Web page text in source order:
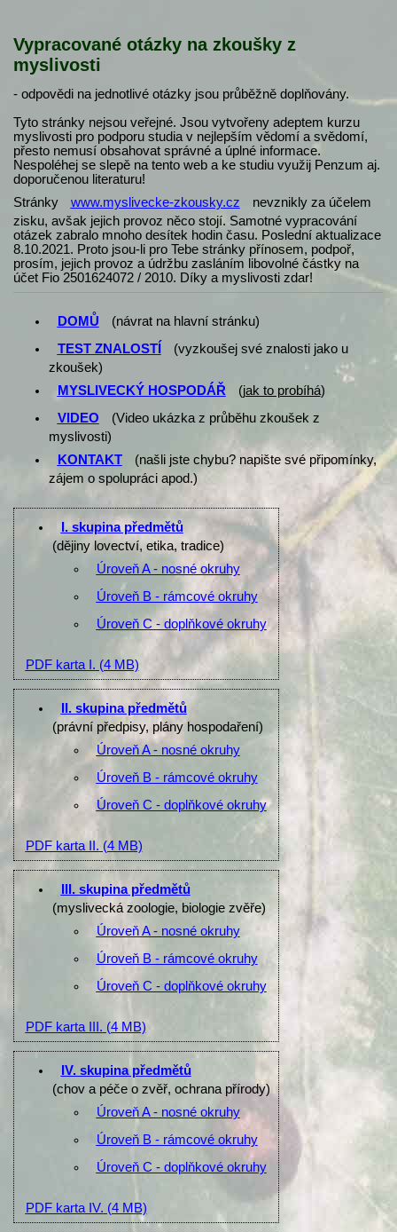
Vypracované otázky na zkoušky z
myslivosti
- odpovědi na jednotlivé otázky jsou průběžně doplňovány.
Tyto stránky nejsou veřejné. Jsou vytvořeny adeptem kurzu
myslivosti pro podporu studia v nejlepším vědomí a svědomí,
přesto nemusí obsahovat správné a úplné informace.
Nespoléhej se slepě na tento web a ke studiu využij Penzum aj.
doporučenou literaturu!
Stránky
www.myslivecke-zkousky.cz
nevznikly za účelem
zisku, avšak jejich provoz něco stojí. Samotné vypracování
otázek zabralo mnoho desítek hodin času. Poslední aktualizace
8.10.2021. Proto jsou-li pro Tebe stránky přínosem, podpoř,
prosím, jejich provoz a údržbu zasláním libovolné částky na
účet Fio 2501624072 / 2010. Díky a myslivosti zdar!
DOMŮ
(návrat na hlavní stránku)
TEST ZNALOSTÍ
(vyzkoušej své znalosti jako u
zkoušek)
MYSLIVECKÝ HOSPODÁŘ
(jak to probíhá)
VIDEO
(Video ukázka z průběhu zkoušek z
myslivosti)
KONTAKT
(našli jste chybu? napište své připomínky,
zájem o spolupráci apod.)
I. skupina předmětů
(dějiny lovectví, etika, tradice)
Úroveň A - nosné okruhy
Úroveň B - rámcové okruhy
Úroveň C - doplňkové okruhy
PDF karta I. (4 MB)
II. skupina předmětů
(právní předpisy, plány hospodaření)
Úroveň A - nosné okruhy
Úroveň B - rámcové okruhy
Úroveň C - doplňkové okruhy
PDF karta II. (4 MB)
III. skupina předmětů
(myslivecká zoologie, biologie zvěře)
Úroveň A - nosné okruhy
Úroveň B - rámcové okruhy
Úroveň C - doplňkové okruhy
PDF karta III. (4 MB)
IV. skupina předmětů
(chov a péče o zvěř, ochrana přírody)
Úroveň A - nosné okruhy
Úroveň B - rámcové okruhy
Úroveň C - doplňkové okruhy
PDF karta IV. (4 MB)